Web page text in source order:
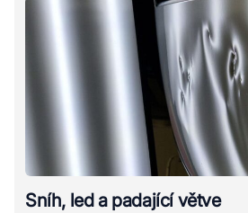
Sníh, led a padající větve